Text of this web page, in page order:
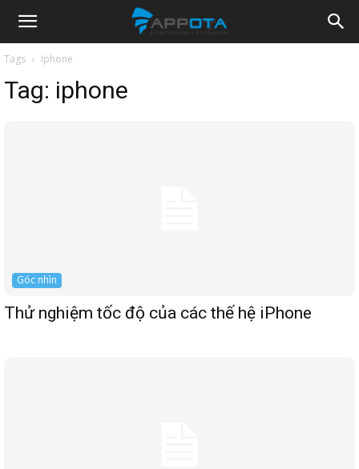
Appota
News
Tags Iphone
Tag: iphone
Góc nhìn
Thử nghiệm tốc độ của các thế hệ iPhone